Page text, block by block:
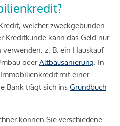
welcher zweckgebunden
Kreditkunde kann das Geld nur
z. B. ein Hauskauf
oderAltbausanierung. In
mit einer
Bank trägt sich ins Grundbuch
können Sie verschiedene